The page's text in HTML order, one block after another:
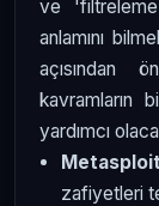
ve
anlamını
açısından
kavramların
yardımcı
zafiyetleri